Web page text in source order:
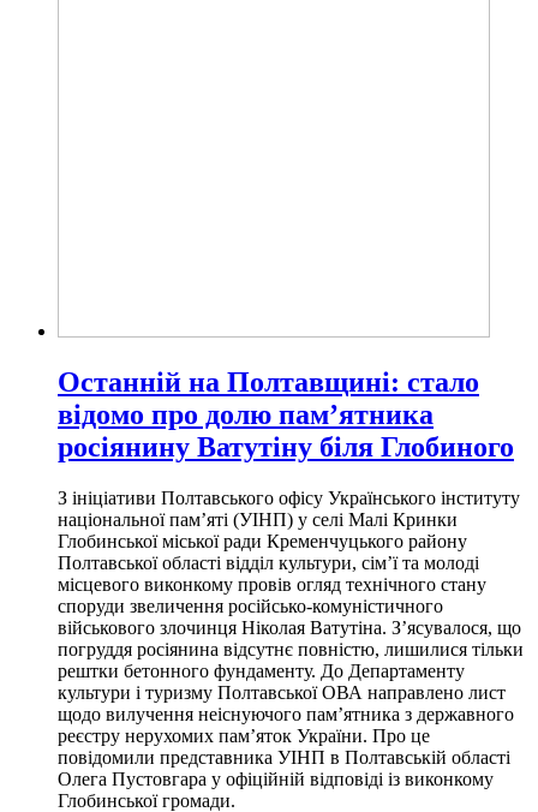
Останній на Полтавщині: стало
відомо про долю пам’ятника
росіянину Ватутіну біля Глобиного
З ініціативи Полтавського офісу Українського інституту
національної пам’яті (УІНП) у селі Малі Кринки
Глобинської міської ради Кременчуцького району
Полтавської області відділ культури, сім’ї та молоді
місцевого виконкому провів огляд технічного стану
споруди звеличення російсько-комуністичного
військового злочинця Ніколая Ватутіна. З’ясувалося, що
погруддя росіянина відсутнє повністю, лишилися тільки
рештки бетонного фундаменту. До Департаменту
культури і туризму Полтавської ОВА направлено лист
щодо вилучення неіснуючого пам’ятника з державного
реєстру нерухомих пам’яток України. Про це
повідомили представника УІНП в Полтавській області
Олега Пустовгара у офіційній відповіді із виконкому
Глобинської громади.